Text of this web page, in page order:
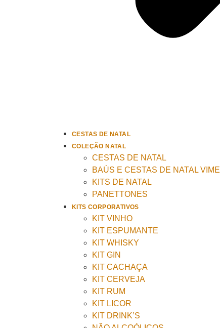
CESTAS DE NATAL
COLEÇÃO NATAL
CESTAS DE NATAL
BAÚS E CESTAS DE NATAL VIME
KITS DE NATAL
PANETTONES
KITS CORPORATIVOS
KIT VINHO
KIT ESPUMANTE
KIT WHISKY
KIT GIN
KIT CACHAÇA
KIT CERVEJA
KIT RUM
KIT LICOR
KIT DRINK’S